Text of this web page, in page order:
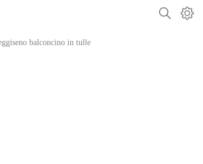
balconcino in tulle